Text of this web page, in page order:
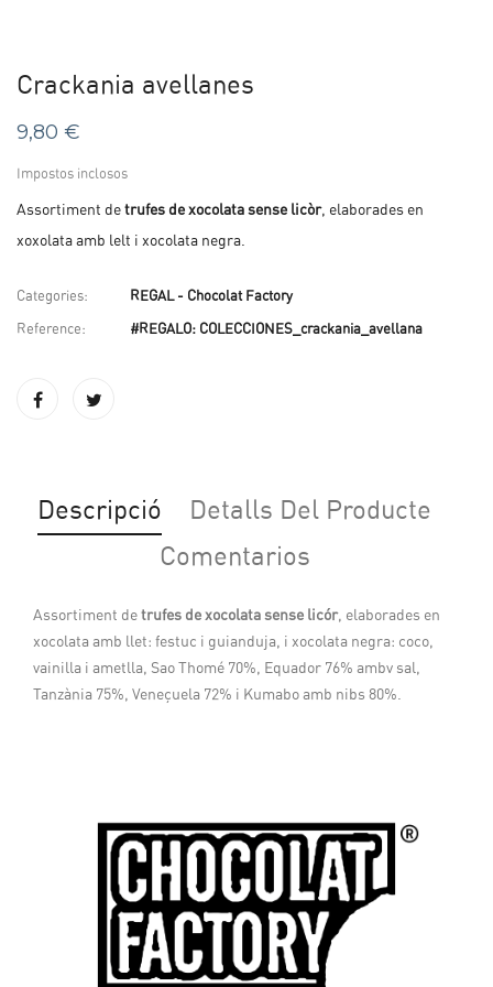
Crackania avellanes
9,80 €
Impostos inclosos
Assortiment de trufes de xocolata sense licòr, elaborades en
xoxolata amb lelt i xocolata negra.
Categories: REGAL - Chocolat Factory
Reference: #REGALO: COLECCIONES_crackania_avellana
Descripció
Detalls Del Producte
Comentarios
Assortiment de trufes de xocolata sense licór, elaborades en
xocolata amb llet: festuc i guianduja, i xocolata negra: coco,
vainilla i ametlla, Sao Thomé 70%, Equador 76% ambv sal,
Tanzània 75%, Veneçuela 72% i Kumabo amb nibs 80%.